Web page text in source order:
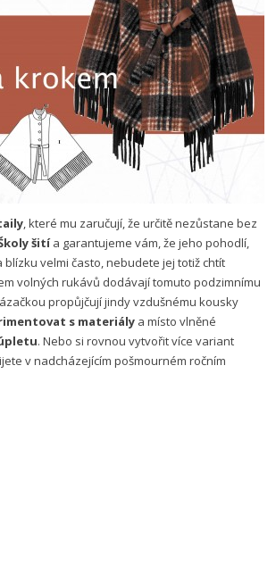
, které mu zaručují, že určitě nezůstane bez
šitía garantujeme vám, že jeho pohodlí,
blízku velmi často, nebudete jej totiž chtít
volných rukávů dodávají tomuto podzimnímu
propůjčují jindy vzdušnému kousky
s materiály a místo vlněné
. Nebo si rovnou vytvořit více variant
v nadcházejícím pošmourném ročním